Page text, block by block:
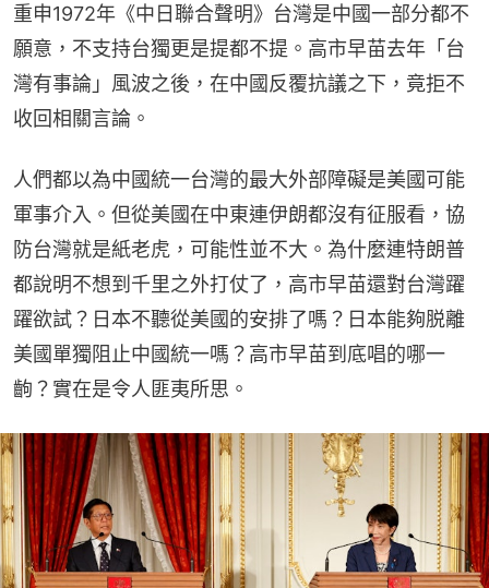
重申1972年《中日聯合聲明》台灣是中國一部分都不
願意，不支持台獨更是提都不提。高市早苗去年「台
灣有事論」風波之後，在中國反覆抗議之下，竟拒不
收回相關言論。
人們都以為中國統一台灣的最大外部障礙是美國可能
軍事介入。但從美國在中東連伊朗都沒有征服看，協
防台灣就是紙老虎，可能性並不大。為什麼連特朗普
都說明不想到千里之外打仗了，高市早苗還對台灣躍
躍欲試？日本不聽從美國的安排了嗎？日本能夠脱離
美國單獨阻止中國統一嗎？高市早苗到底唱的哪一
齣？實在是令人匪夷所思。